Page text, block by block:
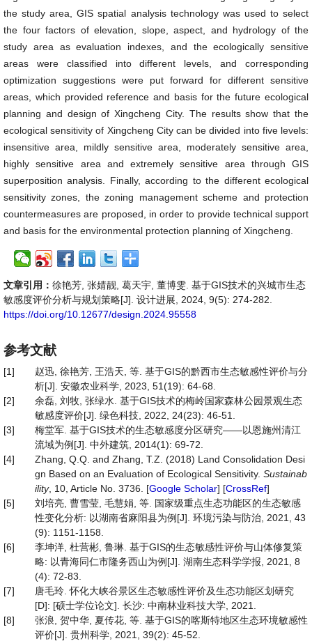
the study area, GIS spatial analysis technology was used to select
the four factors of elevation, slope, aspect, and hydrology of the
study area as evaluation indexes, and the ecologically sensitive
areas were classified into different levels, and corresponding
optimization suggestions were put forward for different sensitive
areas, which provided reference and basis for the future ecological
planning and design of Xingcheng City. The results show that the
ecological sensitivity of Xingcheng City can be divided into five levels:
insensitive area, mildly sensitive area, moderately sensitive area,
highly sensitive area and extremely sensitive area through GIS
superposition analysis. Finally, according to the different ecological
sensitivity zones, the zoning management scheme and protection
countermeasures are proposed, in order to provide technical support
and basis for the environmental protection planning of Xingcheng.
文章引用： 徐艳芳, 张婧靓, 葛天宇, 董博雯. 基于GIS技术的兴城市生态
敏感度评价分析与规划策略[J]. 设计进展, 2024, 9(5): 274-282.
https://doi.org/10.12677/design.2024.95558
参考文献
[1]
赵迅, 徐艳芳, 王浩天, 等. 基于GIS的黔西市生态敏感性评价与分
析[J]. 安徽农业科学, 2023, 51(19): 64-68.
[2]
余磊, 刘牧, 张绿水. 基于GIS技术的梅岭国家森林公园景观生态
敏感度评价[J]. 绿色科技, 2022, 24(23): 46-51.
[3]
梅堂军. 基于GIS技术的生态敏感度分区研究——以恩施州清江
流域为例[J]. 中外建筑, 2014(1): 69-72.
[4]
Zhang, Q.Q. and Zhang, T.Z. (2018) Land Consolidation Desi
gn Based on an Evaluation of Ecological Sensitivity. Sustainab
ility, 10, Article No. 3736. [Google Scholar] [CrossRef]
[5]
刘培亮, 曹雪莹, 毛慧娟, 等. 国家级重点生态功能区的生态敏感
性变化分析: 以湖南省麻阳县为例[J]. 环境污染与防治, 2021, 43
(9): 1151-1158.
[6]
李坤洋, 杜营彬, 鲁琳. 基于GIS的生态敏感性评价与山体修复策
略: 以青海同仁市隆务西山为例[J]. 湖南生态科学学报, 2021, 8
(4): 72-83.
[7]
唐毛玲. 怀化大峡谷景区生态敏感性评价及生态功能区划研究
[D]: [硕士学位论文]. 长沙: 中南林业科技大学, 2021.
[8]
张浪, 贺中华, 夏传花, 等. 基于GIS的喀斯特地区生态环境敏感性
评价[J]. 贵州科学, 2021, 39(2): 45-52.